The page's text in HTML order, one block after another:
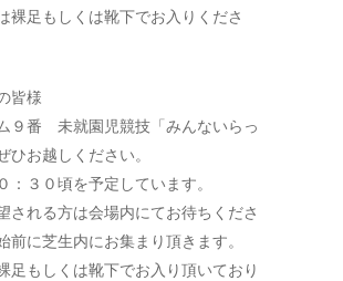
裸足もしくは靴下でお入りくださ
皆様
９番 未就園児競技「みんないらっ
ひお越しください。
３０頃を予定しています。
される方は会場内にてお待ちくださ
前に芝生内にお集まり頂きます。
足もしくは靴下でお入り頂いており